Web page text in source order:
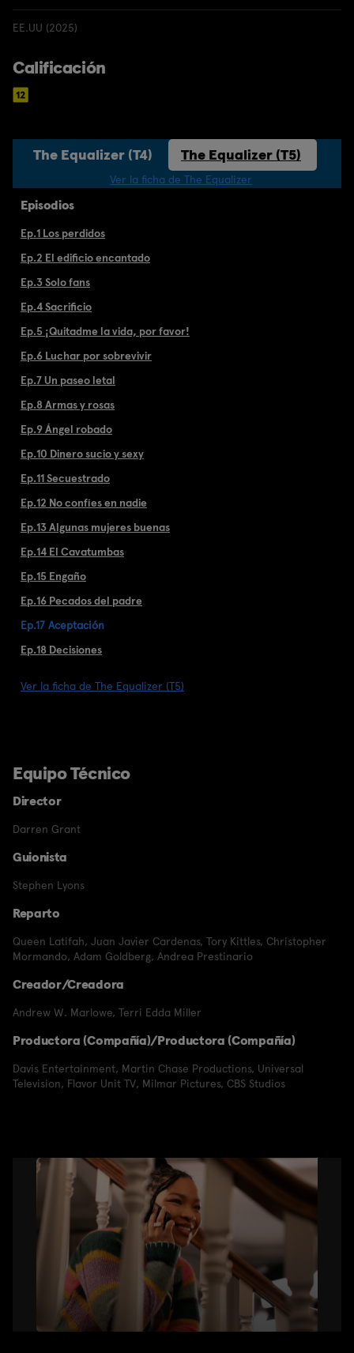
EE.UU (2025)
Calificación
The Equalizer (T4) The Equalizer (T5)
Ver la ficha de The Equalizer
Episodios
Ep.1 Los perdidos
Ep.2 El edificio encantado
Ep.3 Solo fans
Ep.4 Sacrificio
Ep.5 ¡Quitadme la vida, por favor!
Ep.6 Luchar por sobrevivir
Ep.7 Un paseo letal
Ep.8 Armas y rosas
Ep.9 Ángel robado
Ep.10 Dinero sucio y sexy
Ep.11 Secuestrado
Ep.12 No confíes en nadie
Ep.13 Algunas mujeres buenas
Ep.14 El Cavatumbas
Ep.15 Engaño
Ep.16 Pecados del padre
Ep.17 Aceptación
Ep.18 Decisiones
Ver la ficha de The Equalizer (T5)
Equipo Técnico
Director
Darren Grant
Guionista
Stephen Lyons
Reparto
Queen Latifah, Juan Javier Cardenas, Tory Kittles, Christopher
Mormando, Adam Goldberg, Andrea Prestinario
Creador/Creadora
Andrew W. Marlowe, Terri Edda Miller
Productora (Compañía)/Productora (Compañía)
Davis Entertainment, Martin Chase Productions, Universal
Television, Flavor Unit TV, Milmar Pictures, CBS Studios